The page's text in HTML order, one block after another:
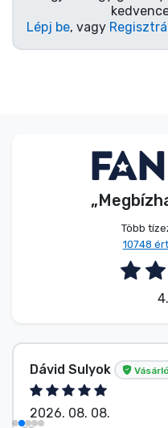
Lépj be, vagy
Több
10748
Dávid Sulyok Vásárló
2026. 08. 08.
Márkák